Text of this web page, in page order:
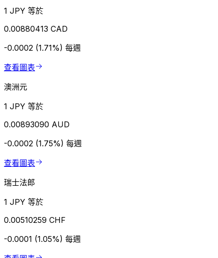
1 JPY 等於
0.00880413 CAD
-0.0002 (1.71%) 每週
查看圖表
澳洲元
1 JPY 等於
0.00893090 AUD
-0.0002 (1.75%) 每週
查看圖表
瑞士法郎
1 JPY 等於
0.00510259 CHF
-0.0001 (1.05%) 每週